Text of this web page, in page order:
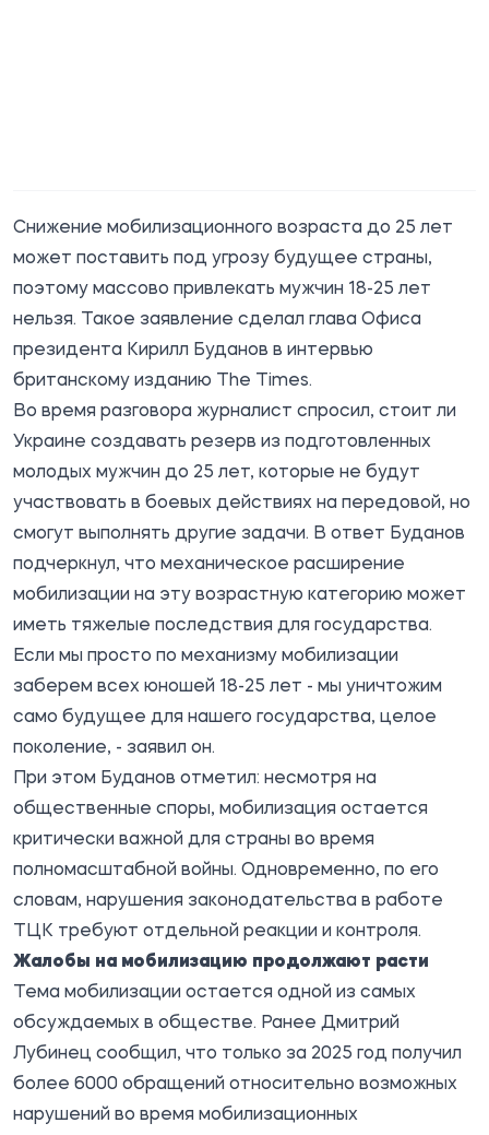
Снижение мобилизационного возраста до 25 лет
может поставить под угрозу будущее страны,
поэтому массово привлекать мужчин 18-25 лет
нельзя. Такое заявление сделал глава Офиса
президента Кирилл Буданов в интервью
британскому изданию The Times.
Во время разговора журналист спросил, стоит ли
Украине создавать резерв из подготовленных
молодых мужчин до 25 лет, которые не будут
участвовать в боевых действиях на передовой, но
смогут выполнять другие задачи. В ответ Буданов
подчеркнул, что механическое расширение
мобилизации на эту возрастную категорию может
иметь тяжелые последствия для государства.
Если мы просто по механизму мобилизации
заберем всех юношей 18-25 лет - мы уничтожим
само будущее для нашего государства, целое
поколение, - заявил он.
При этом Буданов отметил: несмотря на
общественные споры, мобилизация остается
критически важной для страны во время
полномасштабной войны. Одновременно, по его
словам, нарушения законодательства в работе
ТЦК требуют отдельной реакции и контроля.
Жалобы на мобилизацию продолжают расти
Тема мобилизации остается одной из самых
обсуждаемых в обществе. Ранее Дмитрий
Лубинец сообщил, что только за 2025 год получил
более 6000 обращений относительно возможных
нарушений во время мобилизационных